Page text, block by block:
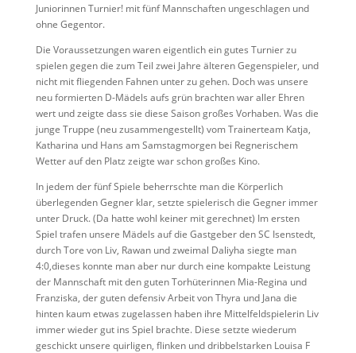
Juniorinnen Turnier! mit fünf Mannschaften ungeschlagen und
ohne Gegentor.
Die Voraussetzungen waren eigentlich ein gutes Turnier zu
spielen gegen die zum Teil zwei Jahre älteren Gegenspieler, und
nicht mit fliegenden Fahnen unter zu gehen. Doch was unsere
neu formierten D-Mädels aufs grün brachten war aller Ehren
wert und zeigte dass sie diese Saison großes Vorhaben. Was die
junge Truppe (neu zusammengestellt) vom Trainerteam Katja,
Katharina und Hans am Samstagmorgen bei Regnerischem
Wetter auf den Platz zeigte war schon großes Kino.
In jedem der fünf Spiele beherrschte man die Körperlich
überlegenden Gegner klar, setzte spielerisch die Gegner immer
unter Druck. (Da hatte wohl keiner mit gerechnet) Im ersten
Spiel trafen unsere Mädels auf die Gastgeber den SC Isenstedt,
durch Tore von Liv, Rawan und zweimal Daliyha siegte man
4:0,dieses konnte man aber nur durch eine kompakte Leistung
der Mannschaft mit den guten Torhüterinnen Mia-Regina und
Franziska, der guten defensiv Arbeit von Thyra und Jana die
hinten kaum etwas zugelassen haben ihre Mittelfeldspielerin Liv
immer wieder gut ins Spiel brachte. Diese setzte wiederum
geschickt unsere quirligen, flinken und dribbelstarken Louisa F